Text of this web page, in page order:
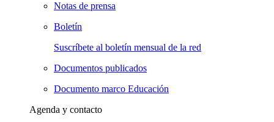
Notas de prensa
Boletín
Suscríbete al boletín mensual de la red
Documentos publicados
Documento marco Educación
Agenda y contacto